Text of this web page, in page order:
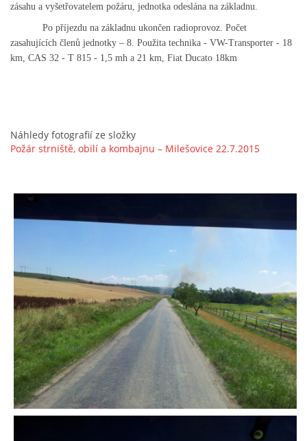
OBYVATELSTVA ČR
VÝBOR SDH
Aktualizováno: 5. 8. 2026
zásahu a vyšetřovatelem požáru, jednotka odeslána na základnu.
Po příjezdu na základnu ukončen radioprovoz. Počet
zasahujících členů jednotky – 8. Použita technika - VW-Transporter - 18
km, CAS 32 - T 815 - 1,5 mh a 21 km, Fiat Ducato 18km
Náhledy fotografií ze složky
Požár strniště, obilí a kombajnu – Milešovice 22.7.2015